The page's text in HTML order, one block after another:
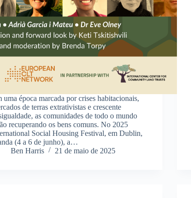
uma época marcada por crises habitacionais,
de terras extrativistas e crescente
as comunidades de todo o mundo
recuperando os bens comuns. No 2025
Social Housing Festival, em Dublin,
(4 a 6 de junho), a…
Ben Harris
21 de maio de 2025